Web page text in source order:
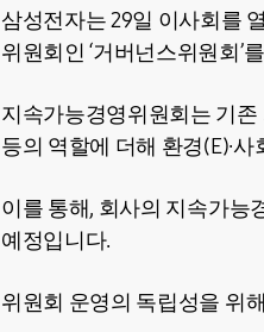
삼성전자는 29일 이사회를
위원회인 ‘거버넌스위원회’
지속가능경영위원회는 기
등의 역할에 더해 환경(E)∙
이를 통해, 회사의 지속가능
예정입니다.
위원회 운영의 독립성을 위